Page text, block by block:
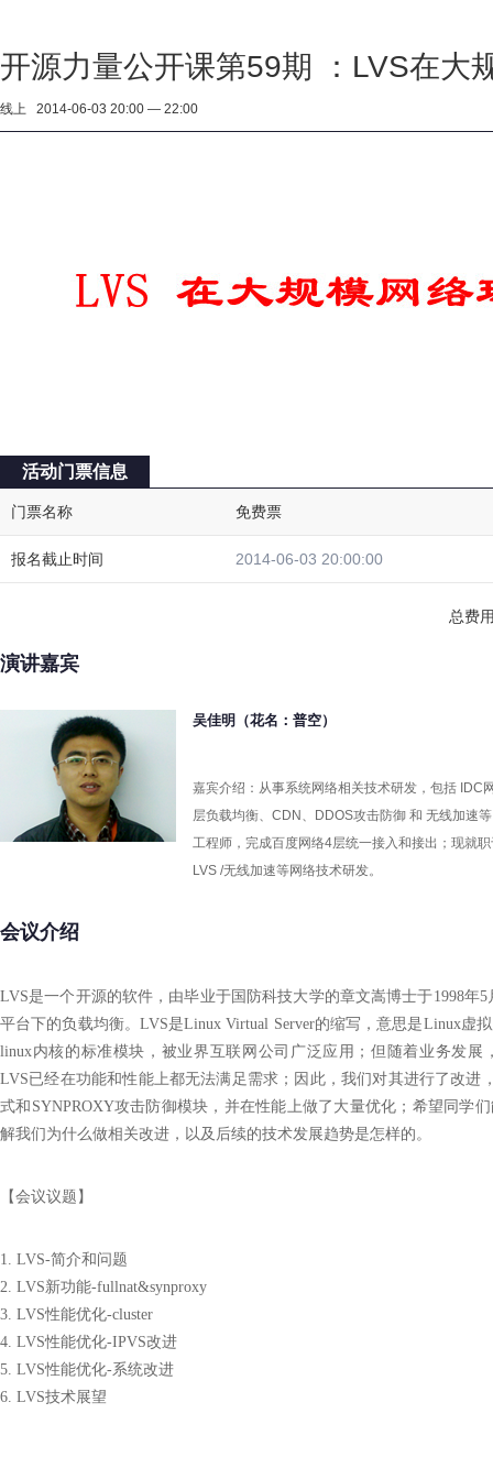
开源力量公开课第59期 ：LVS在大
线上 2014-06-03 20:00 — 22:00
演讲嘉宾
吴佳明（花名：普空）
嘉宾介绍：从事系统网络相关技术研发，包括 IDC
层负载均衡、CDN、DDOS攻击防御 和 无线加速
工程师，完成百度网络4层统一接入和接出；现就
LVS /无线加速等网络技术研发。
会议介绍
LVS是一个开源的软件，由毕业于国防科技大学的章文嵩博士于1998年
平台下的负载均衡。LVS是Linux Virtual Server的缩写，意思是Linux虚
linux内核的标准模块，被业界互联网公司广泛应用；但随着业务发展
LVS已经在功能和性能上都无法满足需求；因此，我们对其进行了改进
式和SYNPROXY攻击防御模块，并在性能上做了大量优化； 希望同学
解我们为什么做相关改进，以及后续的技术发展趋势是怎样的。
【会议议题】
1. LVS-简介和问题
2. LVS新功能-fullnat&synproxy
3. LVS性能优化-cluster
4. LVS性能优化-IPVS改进
5. LVS性能优化-系统改进
6. LVS技术展望